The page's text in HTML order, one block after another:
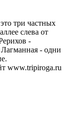
три частных
слева от
-
- одни
www.tripiroga.ru